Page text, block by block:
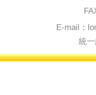
E-mail：
統